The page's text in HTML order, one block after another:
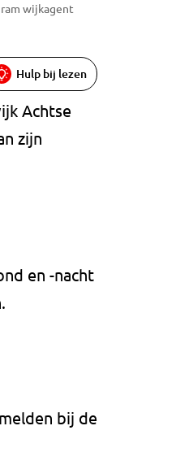
wijkagent
Hulp bij lezen
Achtse
zijn
en -nacht
bij de